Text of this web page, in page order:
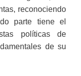
reconociendo
parte tiene el
políticas de
de su